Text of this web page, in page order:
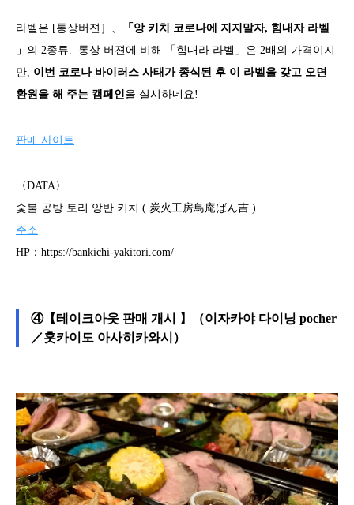
라벨은 [통상버젼］、
「앙 키치 코로나에 지지말자, 힘내자 라벨
」 의 2종류. 통상 버젼에 비해 「힘내라 라벨」은 2배의 가격이지
만, 이번 코로나 바이러스 사태가 종식된 후 이 라벨을 갖고 오면
환원을 해 주는 캠페인 을 실시하네요!
판매 사이트
〈DATA〉
숯불 공방 토리 앙반 키치 ( 炭火工房鳥庵ばん吉 )
주소
HP：https://bankichi-yakitori.com/
④【테이크아웃 판매 개시 】（이자카야 다이닝 pocher
／홋카이도 아사히카와시）